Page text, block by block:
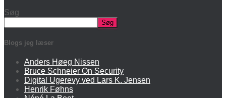
Søg
Søg
Blogs jeg læser
Anders Høeg Nissen
Bruce Schneier On Security
Digital Ugerevy ved Lars K. Jensen
Henrik Føhns